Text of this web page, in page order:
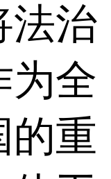
法治
为全
的重